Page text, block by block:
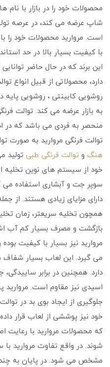
محصولات خود را در بازار با نام
شاپ عرضه می کند، در عرصه
است. مروارید محصولات خود را
با کیفیت بسیار بالا در حد
این برند که در حال حاضر
دارد، محصولاتی از قبیل انواع
روشویی کابینتی ، روشویی پایه
به بازار عرضه می کند. توالت
منحصر به فردی می باشد که در
توالت فرنگی مروارید به صورت
هنگ و توالت فرنگی طبی تولید
خود از سیستم های نوین تخلیه
سوپر جت و آبشاری استفاده
دارای مزایای زیادی هستند. از
همچون تخلیه سریعتر، زمان
بازگشت و مصرف بسیار کم آب
مروارید نیز بسیار با کیفیت بوده
می گیرد. این لعاب بسیار شفاف
دارد. همچنین در برابر
اسیدی نیز مقاوم است. مروارید
جلوگیری از ایجاد بوی بد در
خود نیز پوششی از لعاب قرار
که محصولات مروارید با رعایت
شوند. در واقع تفاوت مروارید با
مشخص می شود. در پایان به چند